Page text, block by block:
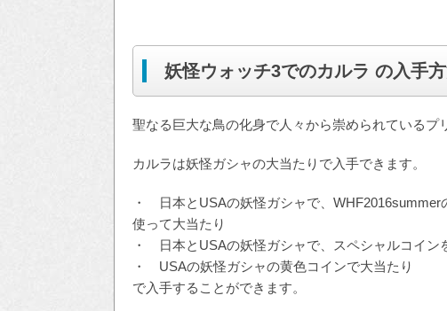
妖怪ウォッチ3でのカルラ の入手
聖なる巨大な鳥の化身で人々から崇められているプ
カルラは妖怪ガシャの大当たりで入手できます。
・ 日本とUSAの妖怪ガシャで、
使って大当たり
・ 日本とUSAの妖怪ガシャで、スペシャルコイン
・ USAの妖怪ガシャの黄色コインで大当たり
で入手することができます。